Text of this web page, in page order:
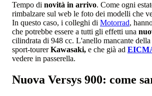
Tempo di novità in arrivo. Come ogni
rimbalzare sul web le foto dei modelli che
In questo caso, i colleghi di Motorrad,
che potrebbe essere a tutti gli effetti una
cilindrata di 948 cc. L'anello mancante
sport-tourerKawasaki, e che già ad
vedere in passerella.
Nuova Versys 900: come